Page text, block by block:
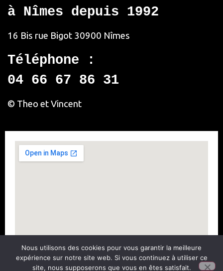
à Nîmes depuis 1992
16 Bis rue Bigot 30900 Nîmes
Téléphone :
04 66 67 86 31
© Theo et Vincent
Nous utilisons des cookies pour vous garantir la meilleure
expérience sur notre site web. Si vous continuez à utiliser ce
site, nous supposerons que vous en êtes satisfait.